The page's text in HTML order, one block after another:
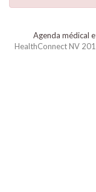
Agenda médical
HealthConnect NV